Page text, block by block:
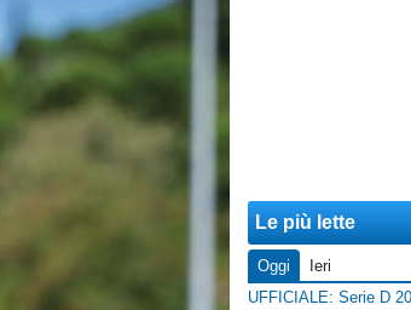
Le più lette
Oggi
Ieri